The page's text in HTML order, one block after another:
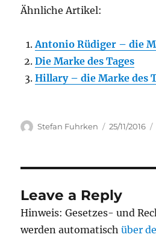
Ähnliche Artikel:
Antonio Rüdiger – die
Die Marke des Tages
Hillary – die Marke des
Author
Stefan Fuhrken
Posted
25/11/2016
Leave a Reply
Hinweis: Gesetzes- und
werden automatischüber